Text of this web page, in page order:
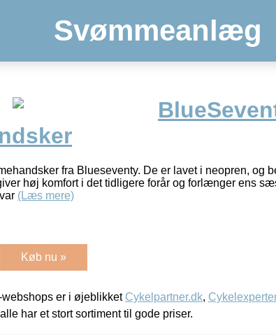
Svømmeanlæg
fra Blueseventy. De er lavet i neopren, og
høj komfort i det tidligere forår og forlænger ens
(Læs mere)
Køb nu »
er i øjeblikket Cykelpartner.dk,
har et stort sortiment til gode priser.